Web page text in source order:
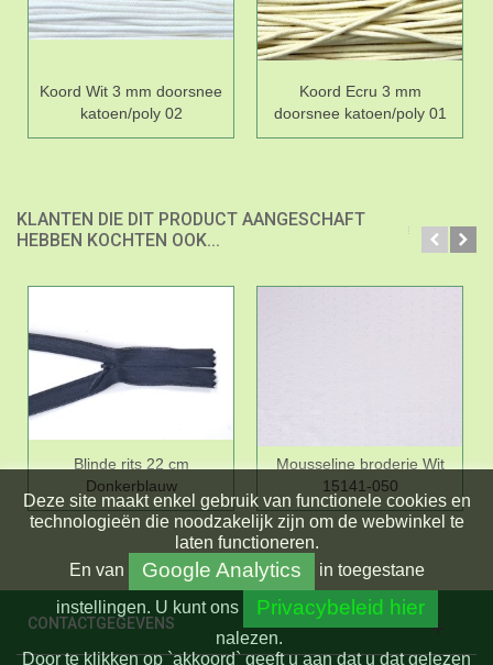
Koord Wit 3 mm doorsnee
katoen/poly 02
Koord Ecru 3 mm
doorsnee katoen/poly 01
KLANTEN DIE DIT PRODUCT AANGESCHAFT
HEBBEN KOCHTEN OOK...
Blinde rits 22 cm
Donkerblauw
Mousseline broderie Wit
15141-050
CONTACTGEGEVENS
Deze site maakt enkel gebruik van functionele cookies en
technologieën die noodzakelijk zijn om de webwinkel te
laten functioneren.
En van Google Analytics
in toegestane
instellingen. U kunt ons Privacybeleid hier
nalezen.
Door te klikken op `akkoord` geeft u aan dat u dat gelezen